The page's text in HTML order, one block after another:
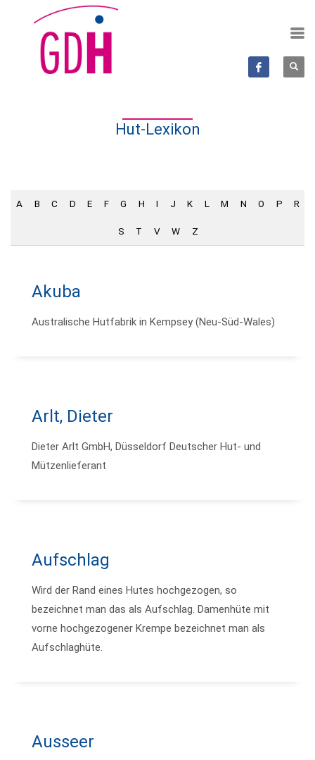
Hut-Lexikon
A B C D E F G H I J K L M N O P R
S T V W Z
Akuba
Australische Hutfabrik in Kempsey (Neu-Süd-Wales)
Arlt, Dieter
Dieter Arlt GmbH, Düsseldorf Deutscher Hut- und
Mützenlieferant
Aufschlag
Wird der Rand eines Hutes hochgezogen, so
bezeichnet man das als Aufschlag. Damenhüte mit
vorne hochgezogener Krempe bezeichnet man als
Aufschlaghüte.
Ausseer